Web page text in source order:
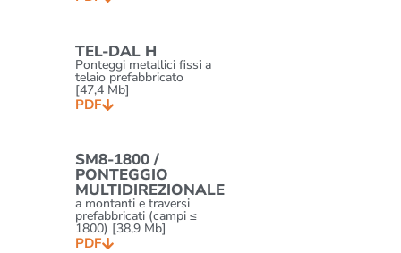
TEL-DAL H
Ponteggi metallici fissi a
telaio prefabbricato
[47,4 Mb]
PDF
SM8-1800 /
PONTEGGIO
MULTIDIREZIONALE
a montanti e traversi
prefabbricati (campi ≤
1800) [38,9 Mb]
PDF